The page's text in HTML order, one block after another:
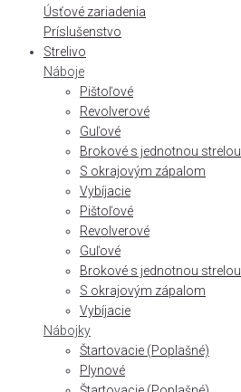
Úsťové zariadenia
Príslušenstvo
Strelivo
Náboje
Pištoľové
Revolverové
Guľové
Brokové s jednotnou strelou
S okrajovým zápalom
Vybíjacie
Pištoľové
Revolverové
Guľové
Brokové s jednotnou strelou
S okrajovým zápalom
Vybíjacie
Nábojky
Štartovacie (Poplašné)
Plynové